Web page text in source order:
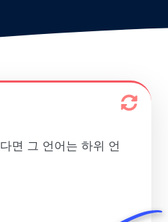
면 그 언어는 하위 언